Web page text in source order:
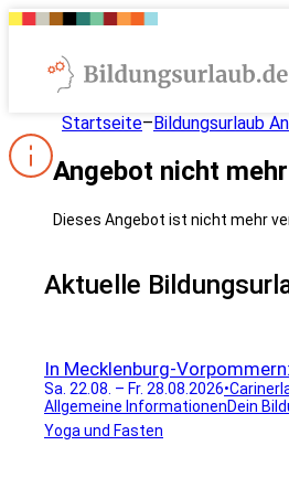
Startseite–Bildungsurlaub
Angebot nicht
Dieses Angebot ist nicht mehr
Aktuelle
In Mecklenburg-
Sa. 22.08. – Fr. 28.08.2026•
Allgemeine InformationenDein
Yoga und Fasten